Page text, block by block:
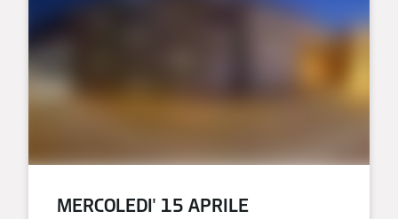
MERCOLEDI' 15 APRILE​